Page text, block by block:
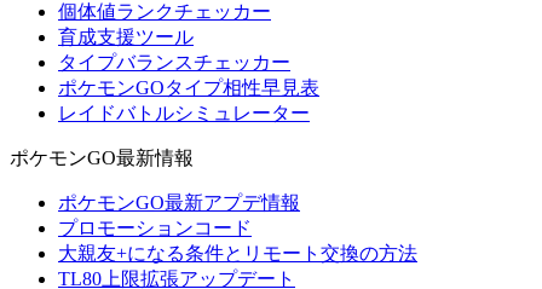
個体値ランクチェッカー
育成支援ツール
タイプバランスチェッカー
ポケモンGOタイプ相性早見表
レイドバトルシミュレーター
ポケモンGO最新情報
ポケモンGO最新アプデ情報
プロモーションコード
大親友+になる条件とリモート交換の方法
TL80上限拡張アップデート